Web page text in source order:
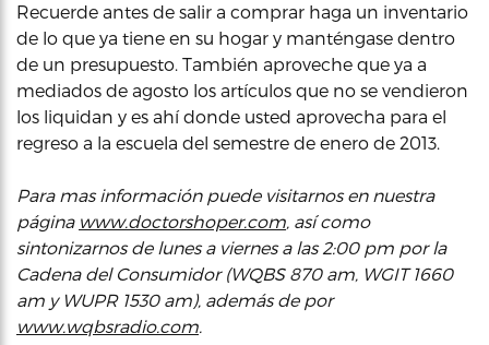
Recuerde antes de salir a comprar haga un inventario
de lo que ya tiene en su hogar y manténgase dentro
de un presupuesto. También aproveche que ya a
mediados de agosto los artículos que no se vendieron
los liquidan y es ahí donde usted aprovecha para el
regreso a la escuela del semestre de enero de 2013.
Para mas información puede visitarnos en nuestra
página www.doctorshoper.com, así como
sintonizarnos de lunes a viernes a las 2:00 pm por la
Cadena del Consumidor (WQBS 870 am, WGIT 1660
am y WUPR 1530 am), además de por
www.wqbsradio.com.